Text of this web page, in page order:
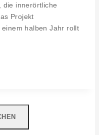
die innerörtliche
Projekt
einem halben Jahr rollt